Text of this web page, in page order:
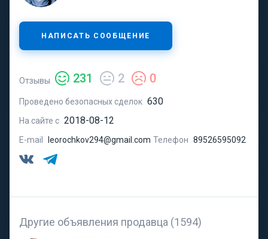
НАПИСАТЬ СООБЩЕНИЕ
Отзывы 231 2 0
Проведено безопасных сделок 630
На сайте с 2018-08-12
E-mail leorochkov294@gmail.com Телефон 89526595092
Другие объявления продавца (1594)